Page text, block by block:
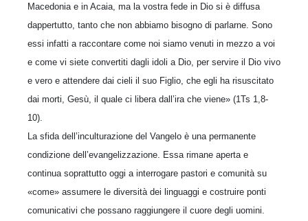
Macedonia e in Acaia, ma la vostra fede in Dio si è diffusa
dappertutto, tanto che non abbiamo bisogno di parlarne. Sono
essi infatti a raccontare come noi siamo venuti in mezzo a voi
e come vi siete convertiti dagli idoli a Dio, per servire il Dio vivo
e vero e attendere dai cieli il suo Figlio, che egli ha risuscitato
dai morti, Gesù, il quale ci libera dall’ira che viene» (1Ts 1,8-
10).
La sfida dell’inculturazione del Vangelo è una permanente
condizione dell’evangelizzazione. Essa rimane aperta e
continua soprattutto oggi a interrogare pastori e comunità su
«come» assumere le diversità dei linguaggi e costruire ponti
comunicativi che possano raggiungere il cuore degli uomini.